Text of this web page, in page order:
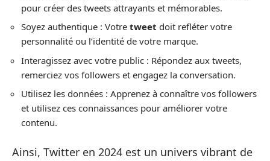
pour créer des tweets attrayants et mémorables.
Soyez authentique : Votre tweet doit refléter votre
personnalité ou l’identité de votre marque.
Interagissez avec votre public : Répondez aux tweets,
remerciez vos followers et engagez la conversation.
Utilisez les données : Apprenez à connaître vos followers
et utilisez ces connaissances pour améliorer votre
contenu.
Ainsi, Twitter en 2024 est un univers vibrant de